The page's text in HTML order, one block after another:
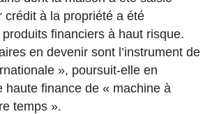
crédit à la propriété a été
financiers à haut risque.
en devenir sont l’instrument de
», poursuit-elle en
haute finance de « machine à
temps ».